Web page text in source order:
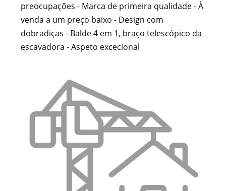
preocupações - Marca de primeira qualidade - À
venda a um preço baixo - Design com
dobradiças - Balde 4 em 1, braço telescópico da
escavadora - Aspeto excecional